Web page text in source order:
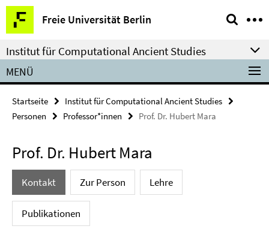
Springe
direkt
zu
Inhalt
Freie Universität Berlin
Service-
Navigation
Institut für Computational Ancient Studies
MENÜ
Startseite
Institut für Computational Ancient Studies
Personen
Professor*innen Prof. Dr. Hubert Mara
Prof. Dr. Hubert Mara
Kontakt Zur Person Lehre
Publikationen